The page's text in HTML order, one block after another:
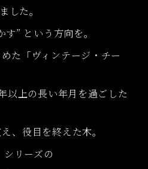
した。
” という方向を。
た「ヴィンテージ・チー
以上の長い年月を過ごした
、役目を終えた木。
リーズの